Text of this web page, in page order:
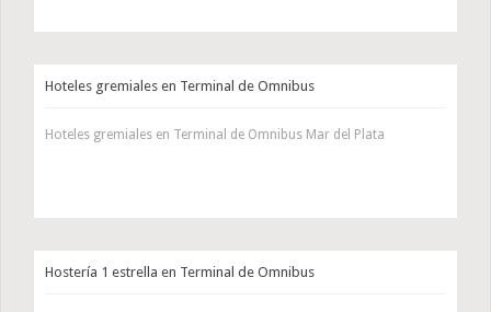
Hoteles gremiales en Terminal de Omnibus
Hoteles gremiales en Terminal de Omnibus Mar del Plata
Hostería 1 estrella en Terminal de Omnibus